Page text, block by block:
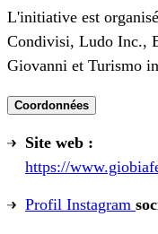
L'initiative est
Condivisi, Ludo Inc.,
Giovanni et Turismo
Coordonnées
Site web :
https://
Profil Instagram